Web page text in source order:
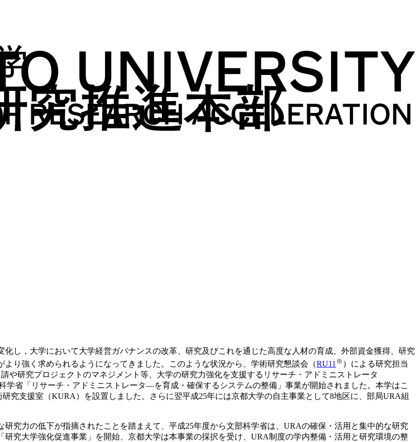
し，大学において大学経営ガバナンスの改革、研究及びこれを通じた高度な人材の育成、外部資金獲得、研究
り強く求められるようになってきました。このような状況から、学術研究懇談会（RU11 ※ ）による研究担当
や研究プロジェクトのマネジメント等、大学の研究力強化を支援するリサーチ・アドミニストレータ
省「リサーチ・アドミニストレータ―を育成・確保するシステムの整備」事業が開始されました。本学はこ
究支援室（KURA）を設置しました。さらに翌平成25年には京都大学の自主事業として8地区に、部局URA組
究力の低下が指摘されたことを踏まえて、平成25年度から文部科学省は、URAの確保・活用と集中的な研究
究大学強化促進事業」を開始、京都大学は本事業の採択を受け、URA制度の学内整備・活用と研究環境の整